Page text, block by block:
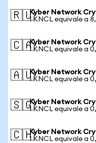
🇷🇺Kyber Network
1 KNCL equivale a
🇨🇦Kyber Network
1 KNCL equivale a
🇦🇺Kyber Network
1 KNCL equivale a
🇸🇬Kyber Network
1 KNCL equivale a
🇨🇭Kyber Network
1 KNCL equivale a